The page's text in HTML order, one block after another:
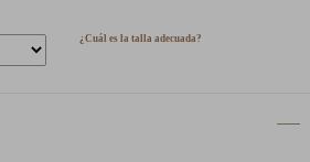
¿Cuál es la talla adecuada?